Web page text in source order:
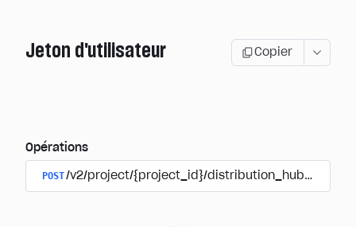
Jeton d'utilisateur Copier
Opérations
POST/v2/project/{project_id}/distribution_hub/user/